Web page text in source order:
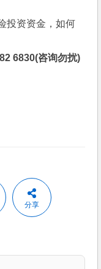
投资资金，如何
6830(咨询勿扰)
分享